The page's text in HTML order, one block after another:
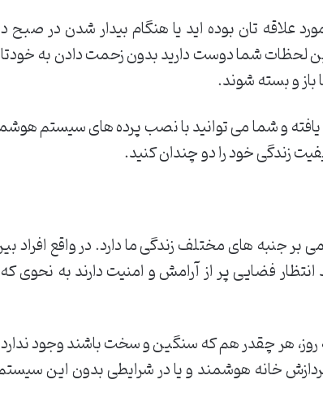
علاقه تان بوده اید یا هنگام بیدار شدن در
لحظات شما دوست دارید بدون زحمت دادن به
باز و بسته شوند.
یافته و شما می توانید با نصب پرده های سیستم
زندگی خود را دو چندان کنید.
جنبه های مختلف زندگی ما دارد. در واقع افراد
فضایی پر از آرامش و امنیت دارند به نحوی
روز، هر چقدر هم که سنگین و سخت باشند وجود
خانه هوشمند و یا در شرایطی بدون این